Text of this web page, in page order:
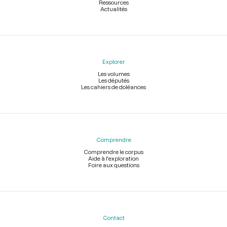
Ressources
Actualités
Explorer
Les volumes
Les députés
Les cahiers de doléances
Comprendre
Comprendre le corpus
Aide à l'exploration
Foire aux questions
Contact